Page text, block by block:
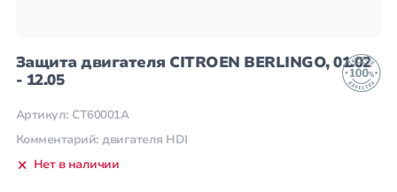
Защита двигателя CITROEN BERLINGO, 01.02
- 12.05
Артикул: CT60001A
Комментарий: двигателя HDI
Нет в наличии